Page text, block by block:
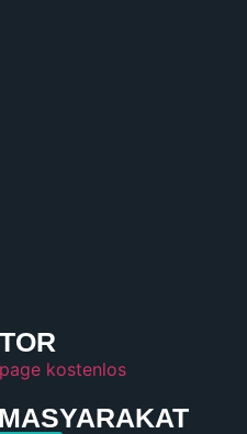
kostenlos